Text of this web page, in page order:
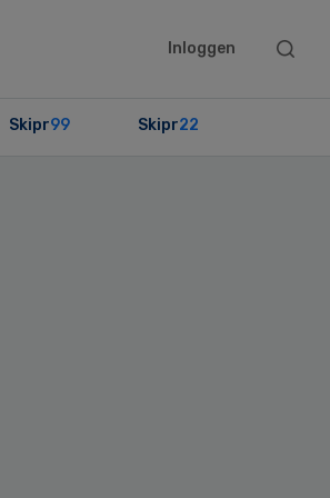
Inloggen
Search
Skipr99 Skipr22